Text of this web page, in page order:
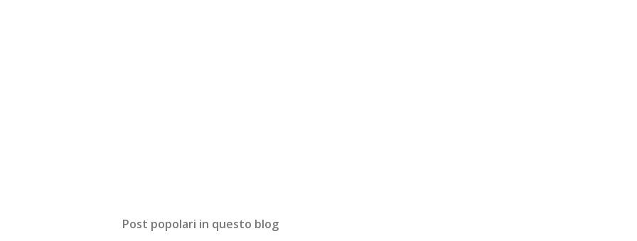
Post popolari in questo blog